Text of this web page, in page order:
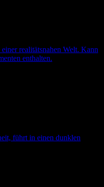
realitätsnahen Welt. Kann
enthalten.
führt in einen dunklen